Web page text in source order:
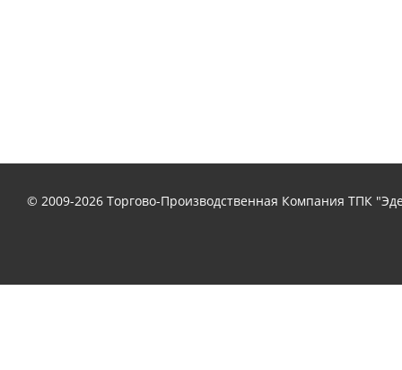
© 2009-2026 Торгово-Производственная Компания ТПК